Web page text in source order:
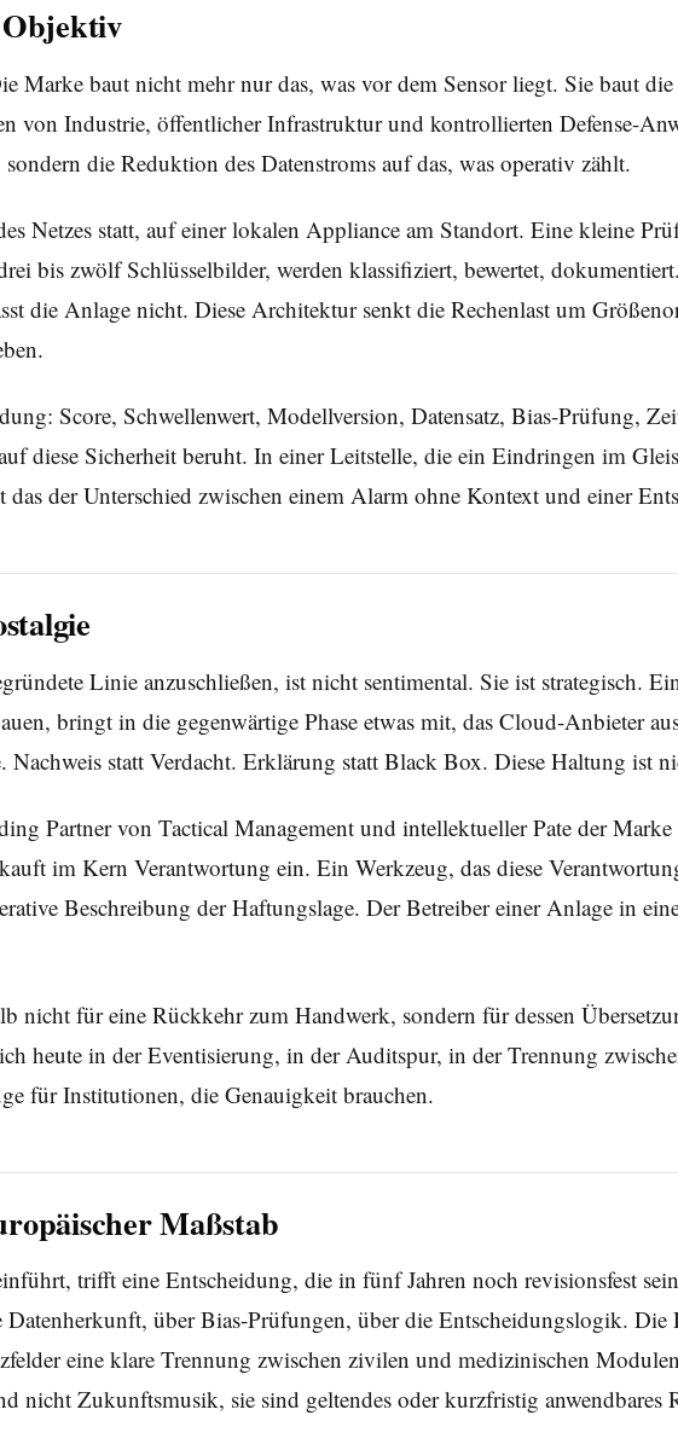
Marke baut nicht mehr nur das, was vor dem Sensor liegt. Sie baut
von Industrie, öffentlicher Infrastruktur und kontrollierten Defense-
die Reduktion des Datenstroms auf das, was operativ zählt.
Netzes statt, auf einer lokalen Appliance am Standort. Eine kleine
bis zwölf Schlüsselbilder, werden klassifiziert, bewertet,
die Anlage nicht. Diese Architektur senkt die Rechenlast um
Score, Schwellenwert, Modellversion, Datensatz, Bias-Prüfung,
diese Sicherheit beruht. In einer Leitstelle, die ein Eindringen im
der Unterschied zwischen einem Alarm ohne Kontext und einer
Linie anzuschließen, ist nicht sentimental. Sie ist strategisch.
bringt in die gegenwärtige Phase etwas mit, das Cloud-Anbieter
Nachweis statt Verdacht. Erklärung statt Black Box. Diese Haltung ist
Partner von Tactical Management und intellektueller Pate der
im Kern Verantwortung ein. Ein Werkzeug, das diese
Beschreibung der Haftungslage. Der Betreiber einer Anlage in
nicht für eine Rückkehr zum Handwerk, sondern für dessen
heute in der Eventisierung, in der Auditspur, in der Trennung
für Institutionen, die Genauigkeit brauchen.
Maßstab
trifft eine Entscheidung, die in fünf Jahren noch revisionsfest
über Bias-Prüfungen, über die Entscheidungslogik.
eine klare Trennung zwischen zivilen und medizinischen
nicht Zukunftsmusik, sie sind geltendes oder kurzfristig anwendbares